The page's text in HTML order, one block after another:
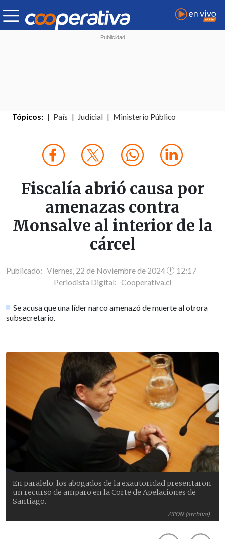
Tópicos: País Judicial Ministerio Público
Fiscalía abrió causa por
amenazas contra
Monsalve al interior de la
cárcel
Publicado: Viernes, 22 de Noviembre de 2024 🕐 12:17
Periodista Digital: Cooperativa.cl
Se acusa que una líder narco amenazó de muerte al otrora
subsecretario.
ATON (archivo)
En paralelo, los abogados de la exautoridad presentaron
un recurso de amparo en la Corte de Apelaciones de
Santiago.